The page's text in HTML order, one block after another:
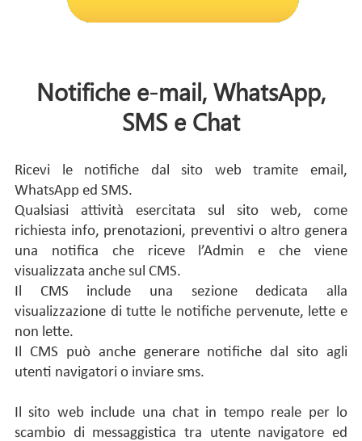
Notifiche e-mail, WhatsApp,
SMS e Chat
Ricevi le notifiche dal sito web tramite email,
WhatsApp ed SMS.
Qualsiasi attività esercitata sul sito web, come
richiesta info, prenotazioni, preventivi o altro genera
una notifica che riceve l’Admin e che viene
visualizzata anche sul CMS.
Il CMS include una sezione dedicata alla
visualizzazione di tutte le notifiche pervenute, lette e
non lette.
Il CMS può anche generare notifiche dal sito agli
utenti navigatori o inviare sms.
Il sito web include una chat in tempo reale per lo
scambio di messaggistica tra utente navigatore ed